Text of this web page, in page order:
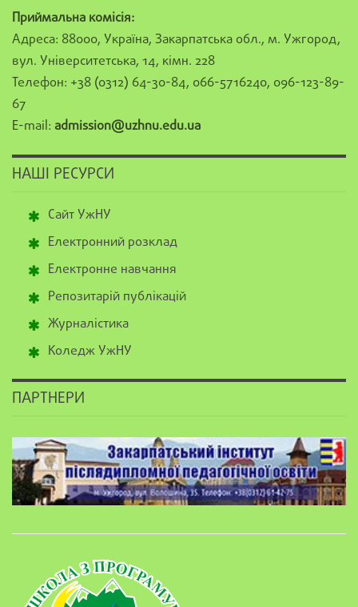
Приймальна комісія:
Адреса: 88000, Україна, Закарпатська обл., м. Ужгород,
вул. Університетська, 14, кімн. 228
Телефон: +38 (0312) 64-30-84, 066-5716240, 096-123-89-
67
E-mail: admission@uzhnu.edu.ua
НАШІ РЕСУРСИ
Сайт УжНУ
Електронний розклад
Електронне навчання
Репозитарій публікацій
Журналістика
Коледж УжНУ
ПАРТНЕРИ